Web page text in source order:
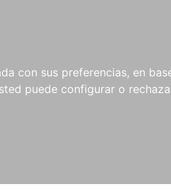
con sus preferencias, en
puede configurar o
NOVEDADES